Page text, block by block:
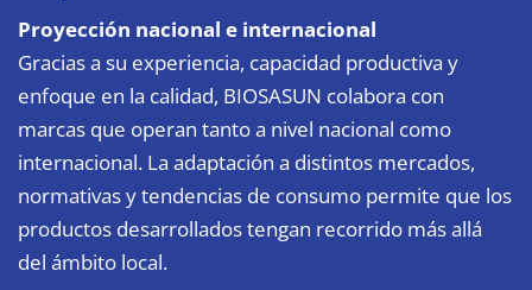
Proyección nacional e internacional
Gracias a su experiencia, capacidad productiva y
enfoque en la calidad, BIOSASUN colabora con
marcas que operan tanto a nivel nacional como
internacional. La adaptación a distintos mercados,
normativas y tendencias de consumo permite que los
productos desarrollados tengan recorrido más allá
del ámbito local.